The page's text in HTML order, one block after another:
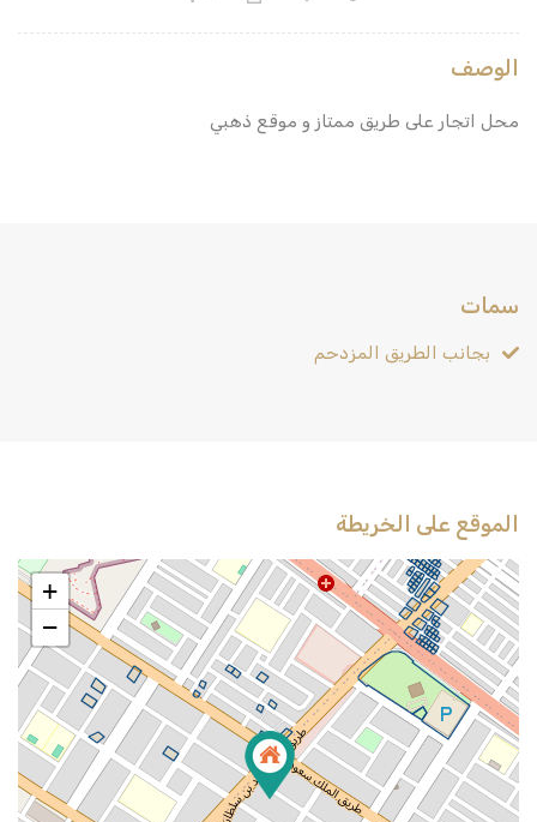
الوصف
محل اتجار على طريق ممتاز و موقع ذهبي
سمات
بجانب الطريق المزدحم
الموقع على الخريطة
+
−